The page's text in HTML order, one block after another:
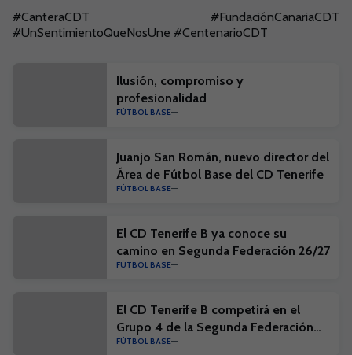
#CanteraCDT #FundaciónCanariaCDT
#UnSentimientoQueNosUne #CentenarioCDT
Ilusión, compromiso y
profesionalidad
FÚTBOL BASE
Juanjo San Román, nuevo director del
Área de Fútbol Base del CD Tenerife
FÚTBOL BASE
El CD Tenerife B ya conoce su
camino en Segunda Federación 26/27
FÚTBOL BASE
El CD Tenerife B competirá en el
Grupo 4 de la Segunda Federación
26/27
FÚTBOL BASE